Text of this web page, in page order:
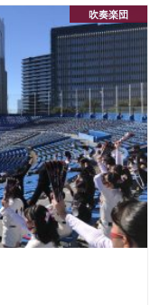
吹奏楽団